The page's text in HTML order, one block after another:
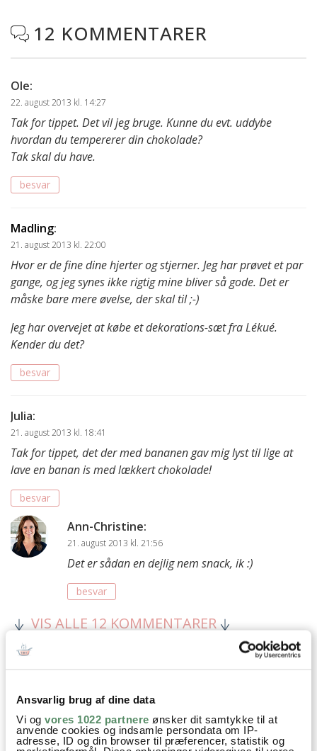
Ansvarlig brug af dine data
Vi og vores 1022 partnere ønsker dit samtykke til at
anvende cookies og indsamle persondata om IP-
adresse, ID og din browser til præferencer, statistik og
 12 KOMMENTARER
Ole:
22. august 2013 kl. 14:27
Tak for tippet. Det vil jeg bruge. Kunne du evt. uddybe
hvordan du tempererer din chokolade?
Tak skal du have.
besvar
Madling:
21. august 2013 kl. 22:00
Hvor er de fine dine hjerter og stjerner. Jeg har prøvet et par
gange, og jeg synes ikke rigtig mine bliver så gode. Det er
måske bare mere øvelse, der skal til ;-)
Jeg har overvejet at købe et dekorations-sæt fra Lékué.
Kender du det?
besvar
Julia:
21. august 2013 kl. 18:41
Tak for tippet, det der med bananen gav mig lyst til lige at
lave en banan is med lækkert chokolade!
besvar
Ann-Christine:
21. august 2013 kl. 21:56
Det er sådan en dejlig nem snack, ik :)
besvar
VIS ALLE 12 KOMMENTARER